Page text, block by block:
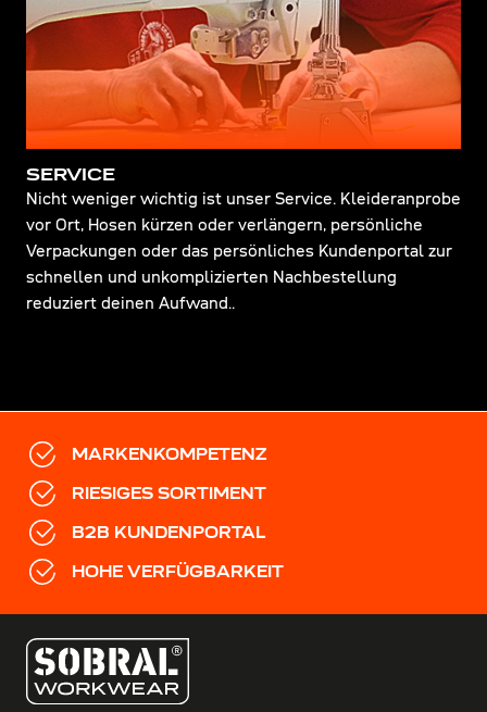
SERVICE
Nicht weniger wichtig ist unser Service. Kleideranprobe
vor Ort, Hosen kürzen oder verlängern, persönliche
Verpackungen oder das persönliches Kundenportal zur
schnellen und unkomplizierten Nachbestellung
reduziert deinen Aufwand..
MARKENKOMPETENZ
RIESIGES SORTIMENT
B2B KUNDENPORTAL
HOHE VERFÜGBARKEIT